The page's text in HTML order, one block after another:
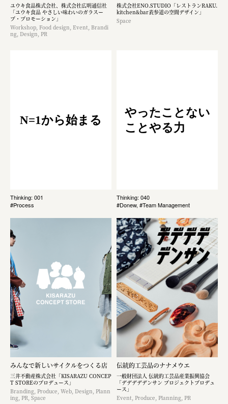
ユウキ食品株式会社、株式会社広明通信社
「ユウキ食品 やさしい味わいのガラスー
プ・プロモーション」
Workshop, Food design, Event, Brandi
ng, Design, PR
株式会社ENO.STUDIO「レストランRAKU.
kitchen&bar表参道の空間デザイン」
Space
N=1から始まる
Thinking: 001
#Process
やったことない
ことやる力
Thinking: 040
#Donew, #Team Management
みんなで新しいサイクルをつくる店
三井不動産株式会社「KISARAZU CONCEP
T STOREのプロデュース」
Branding, Produce, Web, Design, Plann
ing, PR, Space
伝統的工芸品のナナメウエ
一般財団法人 伝統的工芸品産業振興協会
「デデデデデンサン プロジェクトプロデュ
ース」
Event, Produce, Planning, PR